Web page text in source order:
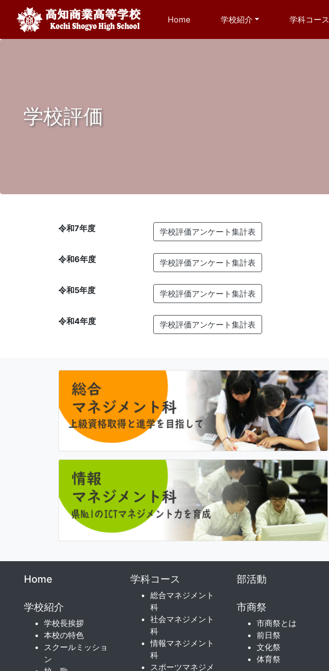
Home 学校紹介 学科コース
学校評価
令和7年度 学校評価アンケート集計表
令和6年度 学校評価アンケート集計表
令和5年度 学校評価アンケート集計表
令和4年度 学校評価アンケート集計表
Home
学校紹介
学校長挨拶
本校の特色
スクールミッショ
ン
学科コース
総合マネジメント
科
社会マネジメント
科
情報マネジメント
科
スポーツマネジメ
部活動
市商祭
市商祭とは
前日祭
文化祭
体育祭